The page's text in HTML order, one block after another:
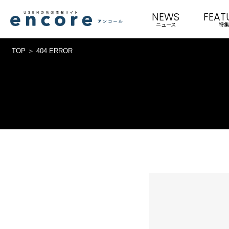
NEWS
ニュース 特集
TOP 404 ERROR